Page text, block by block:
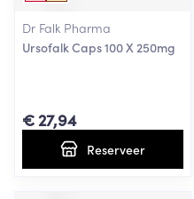
Dr Falk Pharma
Ursofalk Caps 100 X 250mg
€ 27,94
Reserveer